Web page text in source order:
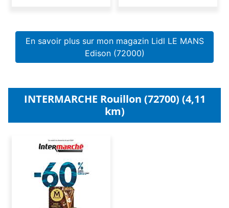
En savoir plus sur mon magazin Lidl LE MANS
Edison (72000)
INTERMARCHE Rouillon (72700) (4,11
km)